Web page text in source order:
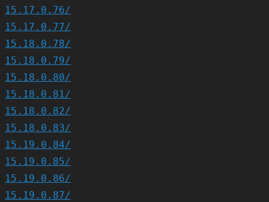
15.17.0.76/
15.17.0.77/
15.18.0.78/
15.18.0.79/
15.18.0.80/
15.18.0.81/
15.18.0.82/
15.18.0.83/
15.19.0.84/
15.19.0.85/
15.19.0.86/
15.19.0.87/